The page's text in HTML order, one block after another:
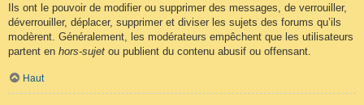
Ils ont le pouvoir de modifier ou supprimer des messages, de verrouiller,
déverrouiller, déplacer, supprimer et diviser les sujets des forums qu’ils
modèrent. Généralement, les modérateurs empêchent que les utilisateurs
partent en hors-sujet ou publient du contenu abusif ou offensant.
Haut